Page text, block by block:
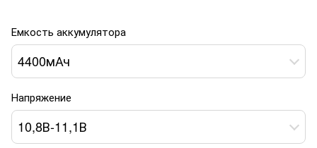
Емкость аккумулятора
4400мАч
Напряжение
10,8В-11,1В